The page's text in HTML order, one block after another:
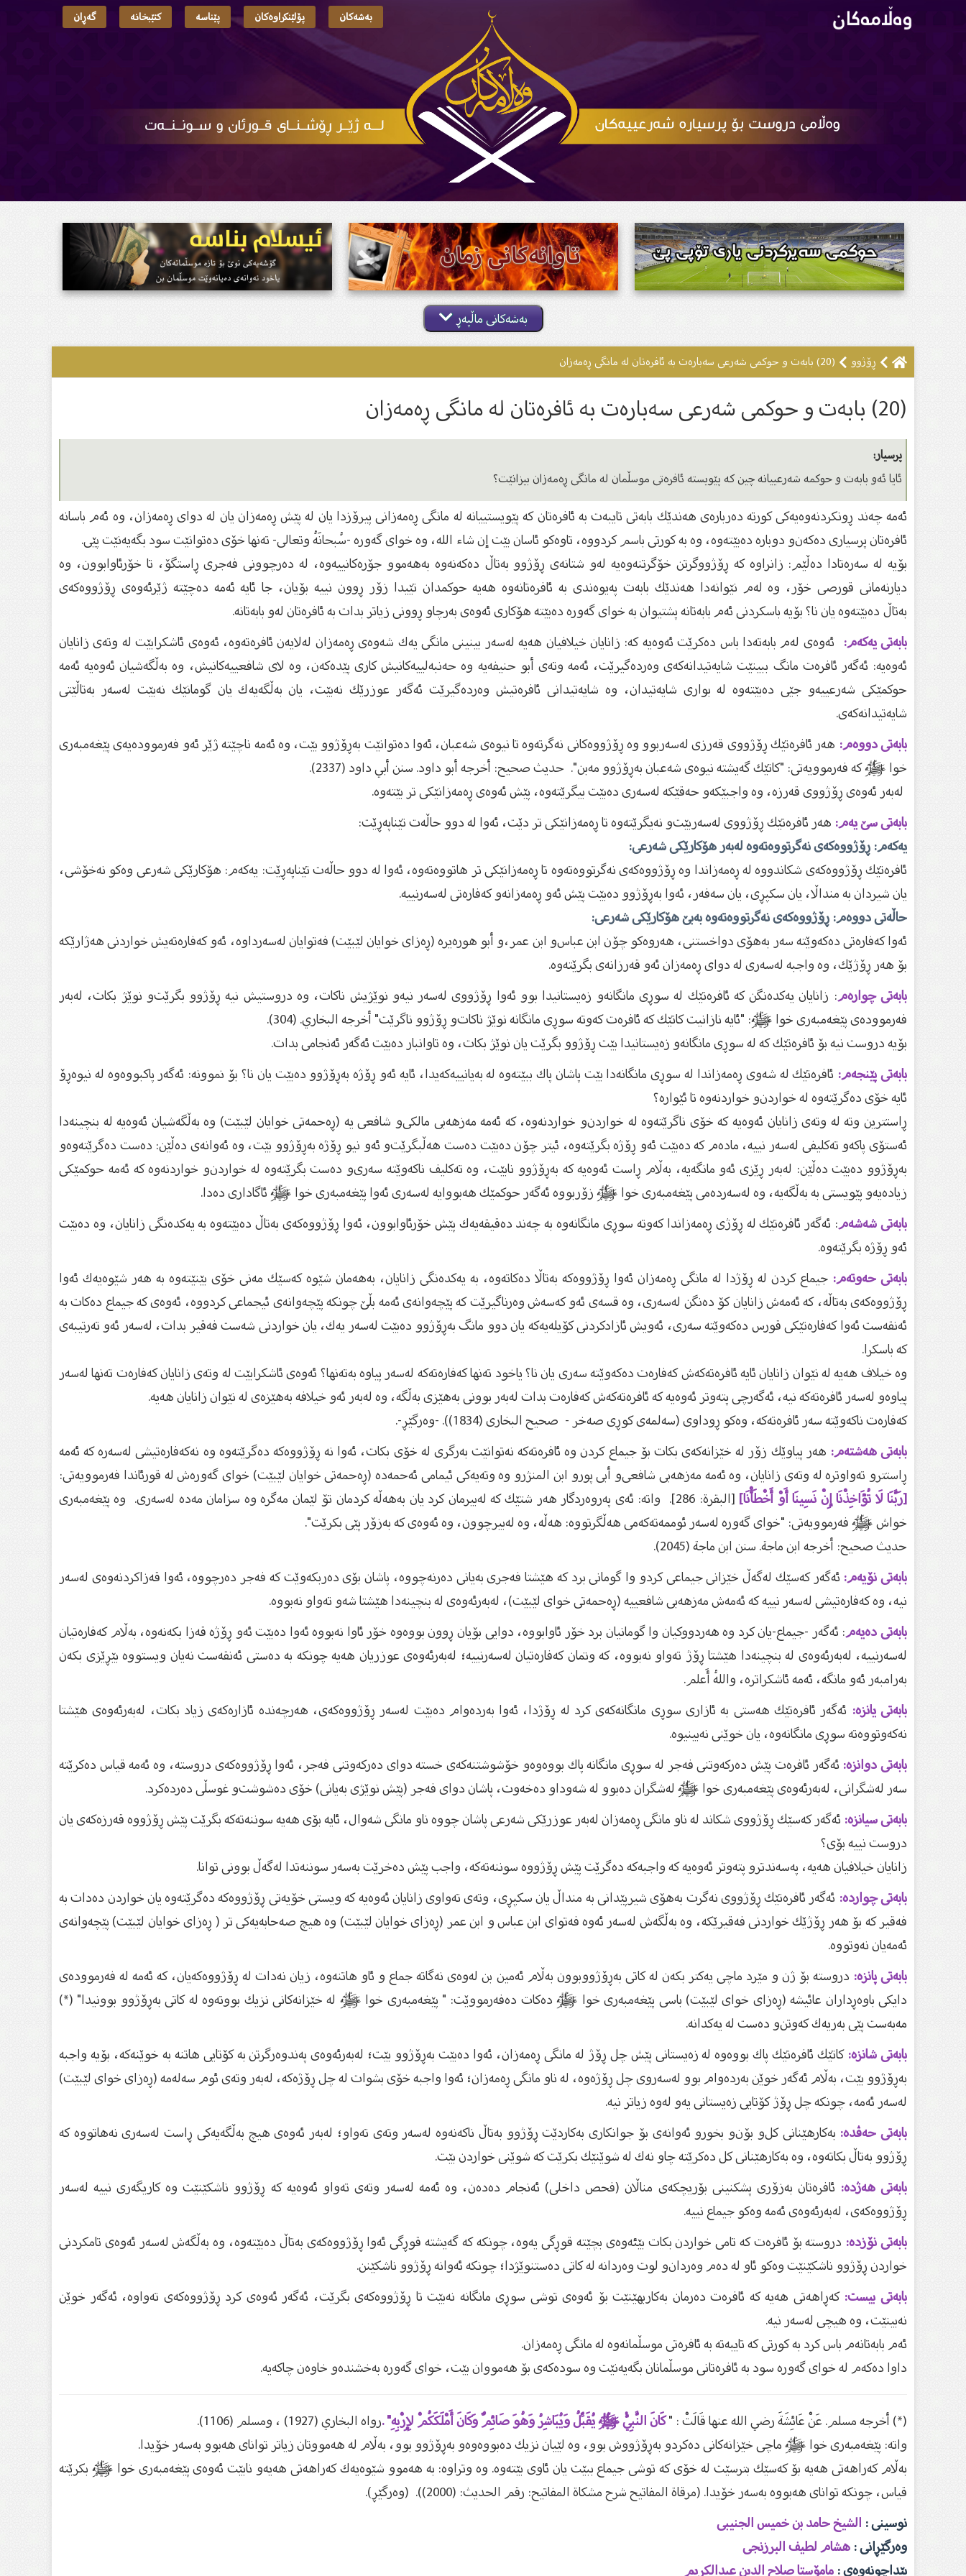
بەشەکان پۆلێنکراوەکان پێناسە کتێبخانە گەڕان
بەشەکانی ماڵپەڕ
ڕۆژوو (20) بابەت و حوکمی شەرعى سەبارەت بە ئافرەتان لە مانگی ڕەمەزان
(20) بابەت و حوکمی شەرعى سەبارەت بە ئافرەتان لە مانگی ڕەمەزان
پرسیار:
ئایا ئەو بابەت و حوکمە شەرعییانە چین کە پێویستە ئافرەتى موسڵمان لە مانگی ڕەمەزان بیزانێت؟
ئەمە چەند ڕونكردنەوەیەكی كورتە دەربارەی هەندێك بابەتی تایبەت بە ئافرەتان كە پێویستییانە لە مانگی ڕەمەزانی پیرۆزدا یان لە پێش ڕەمەزان یان لە دوای ڕەمەزان، وە ئەم باسانە
ئافرەتان پرسیاری دەكەن‌و دوبارە دەبێتەوە، وە بە كورتی باسم كردووە، تاوەكو ئاسان بێت إن شا‌ء الله، وە خوای گەورە -سُبحانَهُ وتعالی- تەنها خۆی دەتوانێت سود بگەیەنێت پێی.
بۆیە لە سەرەتادا دەڵێم: زانراوە كە ڕۆژووگرتن خۆگرتنەوەیە لەو شتانەی ڕۆژوو بەتاڵ دەكەنەوە بەهەموو جۆرەكانییەوە، لە دەرچوونی فەجری ڕاستگۆ، تا خۆرئاوابوون، وە
دیارنەمانی قورصی خۆر، وە لەم نێوانەدا هەندێك بابەت پەیوەندی بە ئافرەتانەوە هەیە حوكمدان تێیدا زۆر ڕوون نییە بۆیان، جا ئایە ئەمە دەچێتە ژێرئەوەی ڕۆژووەكەی
بەتاڵ دەبێتەوە یان نا؟ بۆیە باسكردنی ئەم بابەتانە پشتیوان بە خوای گەورە دەبێتە هۆكاری ئەوەی بەرچاو ڕوونی زیاتر بدات بە ئافرەتان لەو بابەتانە.
بابەتی یەكەم: ئەوەی لەم بابەتەدا باس دەكرێت ئەوەیە كە: زانایان خیلافیان هەیە لەسەر بینینی مانگی یەك شەوەی ڕەمەزان لەلایەن ئافرەتەوە، ئەوەی ئاشكرابێت لە وتەی زانایان
ئەوەیە: ئەگەر ئافرەت مانگ ببینێت شایەتیدانەكەی وەردەگیرێت، ئەمە وتەی أبو حنیفەیە وە حەنبەلییەكانیش كاری پێدەكەن، وە لای شافعییەكانیش، وە بەڵگەشیان ئەوەیە ئەمە
حوكمێكی شەرعییە‌و جێی دەبێتەوە لە بواری شایەتیدان، وە شایەتیدانی ئافرەتیش وەردەگیرێت ئەگەر عوزرێك نەبێت، یان بەڵگەیەك یان گومانێك نەبێت لەسەر بەتاڵێتی
شایەتیدانەكەی.
بابەتی دووەم: هەر ئافرەتێك ڕۆژووی قەرزی لەسەربوو وە ڕۆژووەكانی نەگرتەوە تا نیوەی شەعبان، ئەوا دەتوانێت بەڕۆژوو بێت، وە ئەمە ناچێتە ژێر ئەو فەرموودەیەی پێغەمبەری
خوا ﷺ كە فەرموویەتی: "كاتێك گەیشتە نیوەی شەعبان بەڕۆژوو مەبن". حديث صحيح: أخرجه أبو داود. سنن أبي داود (2337).
لەبەر ئەوەی ڕۆژووی قەرزە، وە واجبێكە‌و حەقێكە لەسەری دەبێت بیگرێتەوە، پێش ئەوەی ڕەمەزانێكی تر بێتەوە.
بابەتی سێ یەم: هەر ئافرەتێك ڕۆژووی لەسەربێت‌و نەیگرێتەوە تا ڕەمەزانێكی تر دێت، ئەوا لە دوو حاڵەت تێناپەڕێت:
یەكەم: ڕۆژووەكەی نەگرتووەتەوە لەبەر هۆكارێكی شەرعی:
ئافرەتێك ڕۆژووەكەی شكاندووە لە ڕەمەزاندا وە ڕۆژووەكەی نەگرتووەتەوە تا ڕەمەزانێكی تر هاتووەتەوە، ئەوا لە دوو حاڵەت تێناپەڕێت: یەكەم: هۆكارێكی شەرعی وەكو نەخۆشی،
یان شیردان بە منداڵا، یان سكپڕی، یان سەفەر، ئەوا بەڕۆژوو دەبێت پێش ئەو ڕەمەزانە‌و كەفارەتی لەسەرنییە.
حاڵەتی دووەم: ڕۆژووەكەی نەگرتووەتەوە بەبێ‌ هۆكارێكی شەرعی:
ئەوا كەفارەتی دەكەوێتە سەر بەهۆی دواخستنی، هەروەكو چۆن ابن عباس‌و ابن عمر،‌و أبو هورەیرە (ڕەزای خوایان لێبێت) فەتوایان لەسەرداوە، ئەو كەفارەتەیش خواردنی هەژارێكە
بۆ هەر ڕۆژێك، وە واجبە لەسەری لە دوای ڕەمەزان ئەو قەرزانەی بگرێتەوە.
بابەتی چوارەم: زانایان یەكدەنگن كە ئافرەتێك لە سوڕی مانگانە‌و زەیستانیدا بوو ئەوا ڕۆژووی لەسەر نیە‌و نوێژیش ناكات، وە دروستیش نیە ڕۆژوو بگرێت‌و نوێژ بكات، لەبەر
فەرموودەی پێغەمبەری خوا ﷺ: "ئایە نازانیت كاتێك كە ئافرەت كەوتە سوڕی مانگانە نوێژ ناكات‌و ڕۆژوو ناگرێت" أخرجه البخاري. (304).
بۆیە دروست نیە بۆ ئافرەتێك كە لە سوڕی مانگانە‌و زەیستانیدا بێت ڕۆژوو بگرێت یان نوێژ بكات، وە تاوانبار دەبێت ئەگەر ئەنجامی بدات.
بابەتی پێنجەم: ئافرەتێك لە شەوی ڕەمەزاندا لە سوڕی مانگانەدا بێت پاشان پاك ببێتەوە لە بەیانییەكەیدا، ئایە ئەو ڕۆژە بەڕۆژوو دەبێت یان نا؟ بۆ نموونە: ئەگەر پاكبووەوە لە نیوەڕۆ
ئایە خۆی دەگرێتەوە لە خواردن‌و خواردنەوە تا ئێوارە؟
ڕاستترین وتە لە وتەی زانایان ئەوەیە كە خۆی ناگرێتەوە لە خواردن‌و خواردنەوە، كە ئەمە مەزهەبی مالكی‌و شافعی یە (ڕەحمەتی خوایان لێبێت) وە بەڵگەشیان ئەوەیە لە بنچینەدا
ئەستۆی پاكە‌و تەكلیفی لەسەر نییە، مادەم كە دەبێت ئەو ڕۆژە بگرێتەوە، ئیتر چۆن دەبێت دەست هەڵبگرێت‌و ئەو نیو ڕۆژە بەڕۆژوو بێت، وە ئەوانەی دەڵێن: دەست دەگرێتەوە‌و
بەڕۆژوو دەبێت دەڵێن: لەبەر ڕێزی ئەو مانگەیە، بەڵام ڕاست ئەوەیە كە بەڕۆژوو نابێت، وە تەكلیف ناكەوێتە سەری‌و دەست بگرێتەوە لە خواردن‌و خواردنەوە كە ئەمە حوكمێكی
زیادەیە‌و پێویستی بە بەڵگەیە، وە لەسەردەمی پێغەمبەری خوا ﷺ زۆربووە ئەگەر حوكمێك هەبووایە لەسەری ئەوا پێغەمبەری خوا ﷺ ئاگاداری دەدا.
بابەتی شەشەم: ئەگەر ئافرەتێك لە ڕۆژی ڕەمەزاندا كەوتە سوڕی مانگانەوە بە چەند دەقیقەیەك پێش خۆرئاوابوون، ئەوا ڕۆژووەكەی بەتاڵ دەبێتەوە بە یەكدەنگی زانایان، وە دەبێت
ئەو ڕۆژە بگرێتەوە.
بابەتی حەوتەم: جیماع كردن لە ڕۆژدا لە مانگی ڕەمەزان ئەوا ڕۆژووەكە بەتاڵا دەكاتەوە، بە یەكدەنگی زانایان، بەهەمان شێوە كەسێك مەنی خۆی بێنێتەوە بە هەر شێوەیەك ئەوا
ڕۆژووەكەی بەتاڵە، كە ئەمەش زانایان كۆ دەنگن لەسەری، وە قسەی ئەو كەسەش وەرناگیرێت كە پێچەوانەی ئەمە بڵێ چونكە پێچەوانەی ئیجماعی كردووە، ئەوەی كە جیماع دەكات بە
ئەنقەست ئەوا كەفارەتێكی قورس دەكەوێتە سەری، ئەویش ئازادكردنی كۆیلەیەكە یان دوو مانگ بەڕۆژوو دەبێت لەسەر یەك، یان خواردنی شەست فەقیر بدات، لەسەر ئەو تەرتیبەی
كە باسكرا.
وە خیلاف هەیە لە نێوان زانایان ئایە ئافرەتەكەش كەفارەت دەكەوێتە سەری یان نا؟ یاخود تەنها كەفارەتەكە لەسەر پیاوە بەتەنها؟ ئەوەی ئاشكرابێت لە وتەی زانایان كەفارەت تەنها لەسەر
پیاوە‌و لەسەر ئافرەتەكە نیە، ئەگەرچی پتەوتر ئەوەیە كە ئافرەتەكەش كەفارەت بدات لەبەر بوونی بەهێزی بەڵگە، وە لەبەر ئەو خیلافە بەهێزەی لە نێوان زانایان هەیە.
كەفارەت ناكەوێتە سەر ئافرەتەكە، وەكو ڕوداوی (سەلمەی كوڕی صەخر - صحیح البخاری (1834)). -وەرگێڕ-.
بابەتی هەشتەم: هەر پیاوێك زۆر لە خێزانەكەی بكات بۆ جیماع كردن وە ئافرەتەكە نەتوانێت بەرگری لە خۆی بكات، ئەوا نە ڕۆژووەكە دەگرێتەوە وە نەكەفارەتیشی لەسەرە كە ئەمە
ڕاستتر‌و تەواوترە لە وتەی زانایان، وە ئەمە مەزهەبی شافعی‌و أبی پور‌و ابن المنژر‌و وە وتەیەكی ئیمامی ئەحمەدە (ڕەحمەتی خوایان لێبێت) خوای گەورەش لە قورئاندا فەرموویەتی:
[رَبَّنَا لَا تُؤَاخِذْنَا إِنْ نَسِينَا أَوْ أَخْطَأْنَا]
[البقرة: 286]. واتە: ئەی پەروەردگار هەر شتێك كە لەبیرمان كرد یان بەهەڵە كردمان تۆ لێمان مەگرە وە سزامان مەدە لەسەری. وە پێغەمبەری
خواش ﷺ فەرموویەتی: "خوای گەورە لەسەر ئوممەتەكەمی هەڵگرتووە: هەڵە، وە لەبیرچوون، وە ئەوەی كە بەزۆر پێی بكرێت".
حديث صحيح: أخرجه ابن ماجة. سنن ابن ماجة (2045).
بابەتی نۆیەم: ئەگەر كەسێك لەگەڵ خێزانی جیماعی كرد‌و وا گومانی برد كە هێشتا فەجری بەیانی دەرنەچووە، پاشان بۆی دەربكەوێت كە فەجر دەرچووە، ئەوا قەزاكردنەوەی لەسەر
نیە، وە كەفارەتیشی لەسەر نییە كە ئەمەش مەزهەبی شافعییە (ڕەحمەتی خوای لێبێت)، لەبەرئەوەی لە بنچینەدا هێشتا شەو تەواو نەبووە.
بابەتی دەیەم: ئەگەر -جیماع-یان كرد وە هەردووكیان وا گومانیان برد خۆر ئاوابووە، دوایی بۆیان ڕوون بووەوە خۆر ئاوا نەبووە ئەوا دەبێت ئەو ڕۆژە قەزا بكەنەوە، بەڵام كەفارەتیان
لەسەرنییە، لەبەرئەوەی لە بنچینەدا هێشتا ڕۆژ تەواو نەبووە، كە وتمان كەفارەتیان لەسەرنییە؛ لەبەرئەوەی عوزریان هەیە چونكە بە دەستی ئەنقەست نەیان ویستووە بێڕێزی بكەن
بەرامبەر ئەو مانگە، ئەمە ئاشكراترە، واللهُ أَعلم.
بابەتی یانزە: ئەگەر ئافرەتێك هەستی بە ئازاری سوڕی مانگانەكەی كرد لە ڕۆژدا، ئەوا بەردەوام دەبێت لەسەر ڕۆژووەكەی، هەرچەندە ئازارەكەی زیاد بكات، لەبەرئەوەی هێشتا
نەكەوتووەتە سوڕی مانگانەوە، یان خوێنی نەبینیوە.
بابەتی دوانزە: ئەگەر ئافرەت پێش دەركەوتنی فەجر لە سوڕی مانگانە پاك بووەوە‌و خۆشوشتنەكەی خستە دوای دەركەوتنی فەجر، ئەوا ڕۆژووەكەی دروستە، وە ئەمە قیاس دەكرێتە
سەر لەشگرانی، لەبەرئەوەی پێغەمبەری خوا ﷺ لەشگران دەبوو لە شەودا‌و دەخەوت، پاشان دوای فەجر (پێش نوێژی بەیانی) خۆی دەشوشت‌و غوسڵی دەردەكرد.
بابەتی سیانزە: ئەگەر كەسێك ڕۆژووی شكاند لە ناو مانگی ڕەمەزان لەبەر عوزرێكی شەرعی پاشان چووە ناو مانگی شەوال، ئایە بۆی هەیە سوننەتەكە بگرێت پێش ڕۆژووە قەرزەكەی یان
دروست نییە بۆی؟
زانایان خیلافیان هەیە، پەسەندتر‌و پتەوتر ئەوەیە كە واجبەكە دەگرێت پێش ڕۆژووە سوننەتەكە، واجب پێش دەخرێت بەسەر سوننەتدا لەگەڵ بوونی توانا.
بابەتی چواردە: ئەگەر ئافرەتێك ڕۆژووی نەگرت بەهۆی شیرپێدانی بە منداڵ یان سكپڕی، وتەی تەواوی زانایان ئەوەیە كە ویستی خۆیەتی ڕۆژووەكە دەگرێتەوە یان خواردن دەدات بە
فەقیر كە بۆ هەر ڕۆژێك خواردنی فەقیرێكە، وە بەڵگەش لەسەر ئەوە فەتوای ابن عباس و ابن عمر (ڕەزای خوایان لێبێت) وە هیچ صەحابەیەكی تر ( ڕەزای خوایان لێبێت) پێچەوانەی
ئەمەیان نەوتووە.
بابەتی پانزە: دروستە بۆ ژن و مێرد ماچی یەكتر بكەن لە كاتی بەڕۆژووبوون بەڵام ئەمین بن لەوەى نەگاتە جماع و ئاو هاتنەوە، زیان نەدات لە ڕۆژووەكەیان، كە ئەمە لە فەرموودەی
دایكی باوەڕداران عائیشە (ڕەزای خوای لێبێت) باسی پێغەمبەری خوا ﷺ دەكات دەفەرمووێت: " پێغەمبەری خوا ﷺ لە خێزانەكانی نزیك بووتەوە لە كاتی بەڕۆژوو بوونیدا" (*)
مەبەست پێی بەریەك كەوتن‌و دەست لە یەكدانە.
بابەتی شانزە:كاتێك ئافرەتێك پاك بووەوە لە زەیستانی پێش چل ڕۆژ لە مانگی ڕەمەزان، ئەوا دەبێت بەڕۆژوو بێت؛ لەبەرئەوەی پەندوەرگرتن بە كۆتایی هاتنە بە خوێنەكە، بۆیە واجبە
بەڕۆژوو بێت، بەڵام ئەگەر خوێن بەردەوام بوو لەسەروی چل ڕۆژەوە، لە ناو مانگی ڕەمەزان؛ ئەوا واجبە خۆی بشوات لە چل ڕۆژەكە، لەبەر وتەی ئوم سەلەمە (ڕەزای خوای لێبێت)
لەسەر ئەمە، چونكە چل ڕۆژ كۆتایی زەیستانی یە‌و لەوە زیاتر نیە.
بابەتی حەڤدە: بەكارهێنانی كل‌و بۆن‌و بخور‌و ئەوانەی بۆ جوانكاری بەكاردێت ڕۆژوو بەتاڵ ناكەنەوە لەسەر وتەی تەواو؛ لەبەر ئەوەی هیچ بەڵگەیەكی ڕاست لەسەری نەهاتووە كە
ڕۆژوو بەتاڵ بكاتەوە، وە بەكارهێنانی كل دەكرێتە چاو نەك لە شوێنێك بكرێت كە شوێنی خواردن بێت.
بابەتی هەژدە: ئافرەتان بەزۆری پشكنینی بۆریچكەی مناڵان (فحص داخلى) ئەنجام دەدەن، وە ئەمە لەسەر وتەی تەواو ئەوەیە كە ڕۆژوو ناشكێنێت وە كاریگەری نییە لەسەر
ڕۆژووەكەی، لەبەرئەوەی ئەمە وەكو جیماع نییە.
بابەتی نۆزدە: دروستە بۆ ئافرەت كە تامی خواردن بكات بێئەوەی بچێتە قوڕگی یەوە، چونكە كە گەیشتە قوڕگی ئەوا ڕۆژووەكەی بەتاڵ دەبێتەوە، وە بەڵگەش لەسەر ئەوەی تامكردنی
خواردن ڕۆژوو ناشكێنێت وەكو ئاو لە دەم وەردان‌و لوت وەردانە لە كاتی دەستنوێژدا؛ چونكە ئەوانە ڕۆژوو ناشكێنن.
بابەتی بیست: كەڕاهەتی هەیە كە ئافرەت دەرمان بەكاربهێنێت بۆ ئەوەی توشی سوڕی مانگانە نەبێت تا ڕۆژووەكەی بگرێت، ئەگەر ئەوەی كرد ڕۆژووەكەی تەواوە، ئەگەر خوێن
نەبینێت، وە هیچی لەسەر نیە.
ئەم بابەتانەم باس كرد بە كورتی كە تایبەتە بە ئافرەتی موسڵمانەوە لە مانگی ڕەمەزان.
داوا دەكەم لە خوای گەورە سود بە ئافرەتانی موسڵمانان بگەیەنێت وە سودەكەی بۆ هەمووان بێت، خوای گەورە بەخشندە‌و خاوەن چاكەیە.
(*) أخرجه مسلم. عَنْ ‏عَائِشَةَ ‌‏رضي الله عنها ‌‏قَالَتْ ‏: "كَانَ النَّبِيُّ ‏ﷺ ‌‏يُقَبِّلُ ‏وَيُبَاشِرُ ‌‏وَهُوَ صَائِمٌ وَكَانَ أَمْلَكَكُمْ ‏لِإِرْبِهِ" .رواه البخاري (1927) ، ومسلم (1106).
واتە: پێغەمبەری خوا ﷺ ماچی خێزانەكانی دەكرد‌و بەڕۆژووش بوو، وە لێیان نزیك دەبووەوە‌و بەڕۆژوو بوو، بەڵام لە هەمووتان زیاتر توانای هەبوو بەسەر خۆیدا.
بەڵام كەراهەتی هەیە بۆ كەسێك بترسێت لە خۆی كە توشی جیماع ببێت یان ئاوی بێتەوە. وە وتراوە: بە هەموو شێوەیەك كەراهەتی هەیە‌و نابێت ئەوەی پێغەمبەری خوا ﷺ بكرێتە
قیاس، چونكە توانای هەبووە بەسەر خۆیدا. (مرقاة المفاتيح شرح مشكاة المفاتيح: رقم الحديث: (2000)). (وەرگێڕ).
نوسینى : الشیخ حامد بن خمیس الجنیبی
وەرگێڕانی :هشام لطیف البرزنجی
پێداچونەوەى :مامۆستا صلاح الدین عبدالکریم